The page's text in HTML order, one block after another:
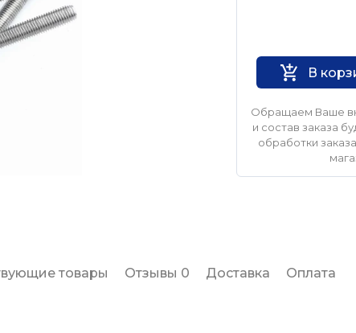
В
Обращаем Ваше
и состав заказа
обработки
товары Отзывы 0 Доставка Оплата